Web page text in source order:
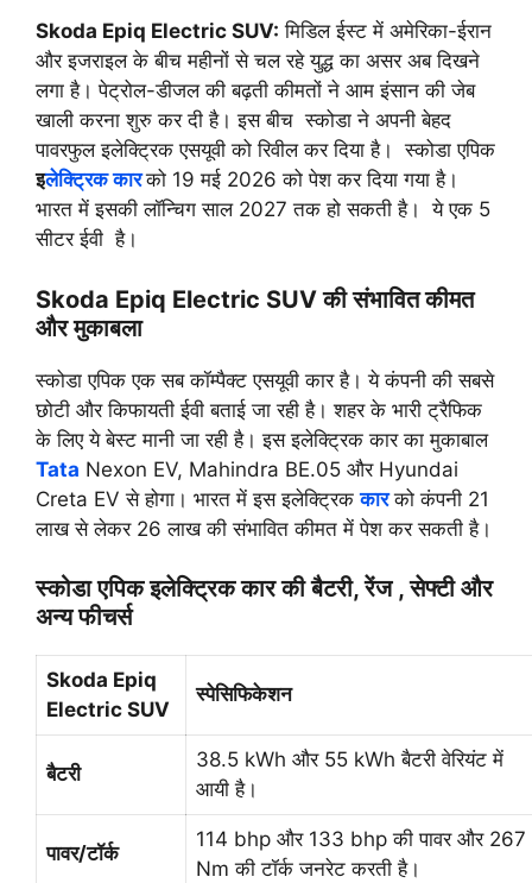
Skoda Epiq Electric SUV: मिडिल ईस्ट में अमेरिका-ईरान
और इजराइल के बीच महीनों से चल रहे युद्ध का असर अब दिखने
लगा है। पेट्रोल-डीजल की बढ़ती कीमतों ने आम इंसान की जेब
खाली करना शुरु कर दी है। इस बीच स्कोडा ने अपनी बेहद
पावरफुल इलेक्ट्रिक एसयूवी को रिवील कर दिया है। स्कोडा एपिक
इलेक्ट्रिक कारको 19 मई 2026 को पेश कर दिया गया है।
भारत में इसकी लॉन्चिग साल 2027 तक हो सकती है। ये एक 5
सीटर ईवी है।
Skoda Epiq Electric SUV की संभावित कीमत
और मुकाबला
स्कोडा एपिक एक सब कॉम्पैक्ट एसयूवी कार है। ये कंपनी की सबसे
छोटी और किफायती ईवी बताई जा रही है। शहर के भारी ट्रैफिक
के लिए ये बेस्ट मानी जा रही है। इस इलेक्ट्रिक कार का मुकाबाल
Tata Nexon EV, Mahindra BE.05 और Hyundai
Creta EV से होगा। भारत में इस इलेक्ट्रिककारको कंपनी 21
लाख से लेकर 26 लाख की संभावित कीमत में पेश कर सकती है।
स्कोडा एपिक इलेक्ट्रिक कार की बैटरी, रेंज , सेफ्टी और
अन्य फीचर्स
Skoda Epiq
Electric SUV
स्पेसिफिकेशन
बैटरी
38.5 kWh और 55 kWh बैटरी वेरियंट में
आयी है।
पावर/टॉर्क
114 bhp और 133 bhp की पावर और 267
Nm की टॉर्क जनरेट करती है।